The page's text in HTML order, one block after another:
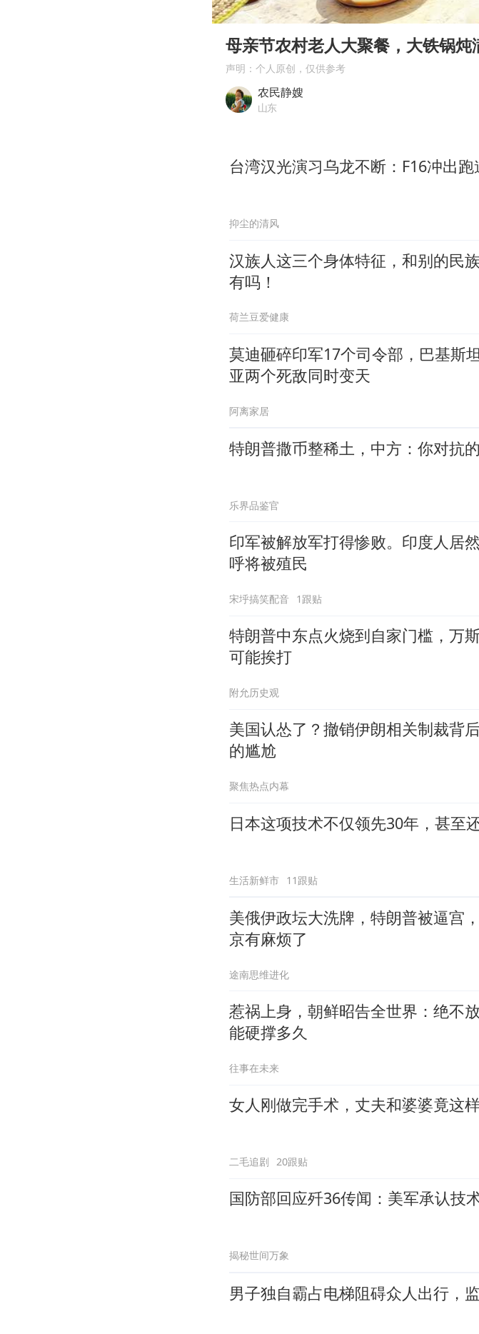
上海大部迎大暴雨
《龙餐馆》 冲奖
Play
00:00
母亲节农村老人大聚餐，大铁锅
声明：个人原创，仅供参考
农民静嫂
山东
台湾汉光演习乌龙不断：F16冲出
抑尘的清风
汉族人这三个身体特征，和别的民
有吗！
荷兰豆爱健康
莫迪砸碎印军17个司令部，巴基斯
亚两个死敌同时变天
阿离家居
特朗普撒币整稀土，中方：你对抗
乐界品鉴官
印军被解放军打得惨败。印度人居
呼将被殖民
宋垀搞笑配音 1跟贴
特朗普中东点火烧到自家门槛，万
可能挨打
附允历史观
美国认怂了？撤销伊朗相关制裁背
的尴尬
聚焦热点内幕
日本这项技术不仅领先30年，甚至
生活新鲜市 11跟贴
美俄伊政坛大洗牌，特朗普被逼宫
京有麻烦了
途南思维进化
惹祸上身，朝鲜昭告全世界：绝不
能硬撑多久
往事在未来
女人刚做完手术，丈夫和婆婆竟这
二毛追剧 20跟贴
国防部回应歼36传闻：美军承认技
揭秘世间万象
男子独自霸占电梯阻碍众人出行，